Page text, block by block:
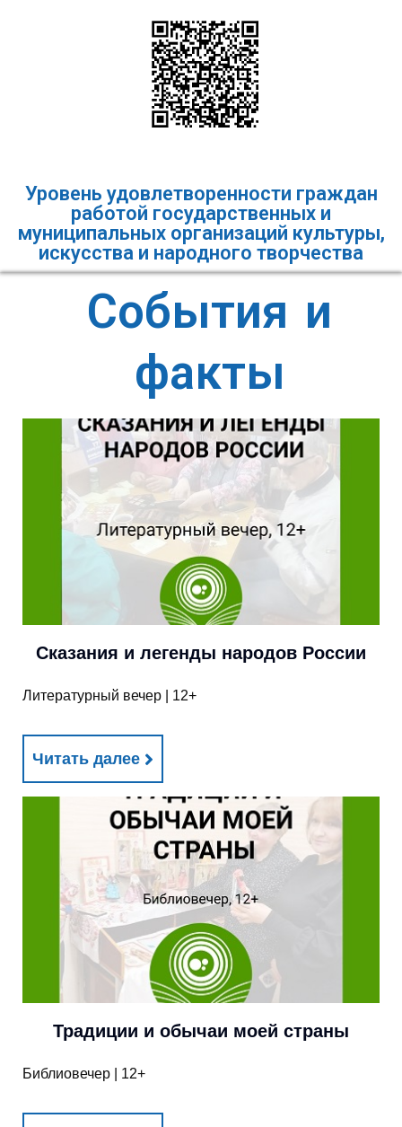
Уровень удовлетворенности граждан
работой государственных и
муниципальных организаций культуры,
искусства и народного творчества
События и
факты
Сказания и легенды народов России
Литературный вечер | 12+
Читать далее
Традиции и обычаи моей страны
Библиовечер | 12+